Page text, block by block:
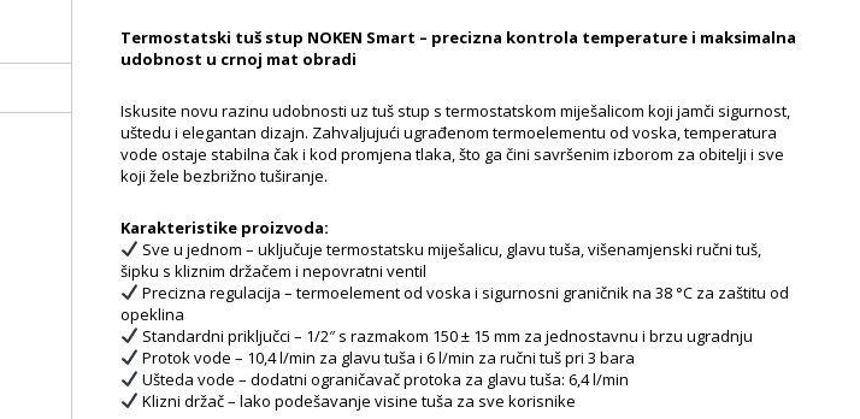
Termostatski tuš stup NOKEN Smart – precizna kontrola temperature i maksimalna
udobnost u crnoj mat obradi
Iskusite novu razinu udobnosti uz tuš stup s termostatskom miješalicom koji jamči sigurnost,
uštedu i elegantan dizajn. Zahvaljujući ugrađenom termoelementu od voska, temperatura
vode ostaje stabilna čak i kod promjena tlaka, što ga čini savršenim izborom za obitelji i sve
koji žele bezbrižno tuširanje.
Karakteristike proizvoda:
Sve u jednom – uključuje termostatsku miješalicu, glavu tuša, višenamjenski ručni tuš,
šipku s kliznim držačem i nepovratni ventil
Precizna regulacija – termoelement od voska i sigurnosni graničnik na 38 °C za zaštitu od
opeklina
Standardni priključci – 1/2″ s razmakom 150 ± 15 mm za jednostavnu i brzu ugradnju
Protok vode – 10,4 l/min za glavu tuša i 6 l/min za ručni tuš pri 3 bara
Ušteda vode – dodatni ograničavač protoka za glavu tuša: 6,4 l/min
Klizni držač – lako podešavanje visine tuša za sve korisnike